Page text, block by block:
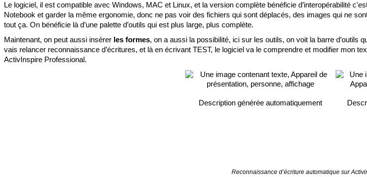
Le logiciel, il est compatible avec Windows, MAC et Linux, et la version complète bénéficie d’interopérabilité
Notebook et garder la même ergonomie, donc ne pas voir des fichiers qui sont déplacés, des images qui ne
tout ça. On bénéficie là d’une palette d’outils qui est plus large, plus complète.
Maintenant, on peut aussi insérer les formes, on a aussi la possibilité, ici sur les outils, on voit la barre d’outils
vais relancer reconnaissance d’écritures, et là en écrivant TEST, le logiciel va le comprendre et modifier mon
ActivInspire Professional.
Reconnaissance d’écriture automatique sur